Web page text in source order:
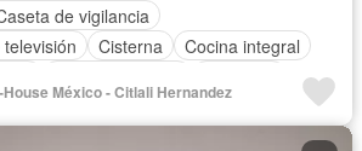
de vigilancia
Cisterna
Cocina integral
Azotea
Sala polivalente
México - Citlali Hernandez